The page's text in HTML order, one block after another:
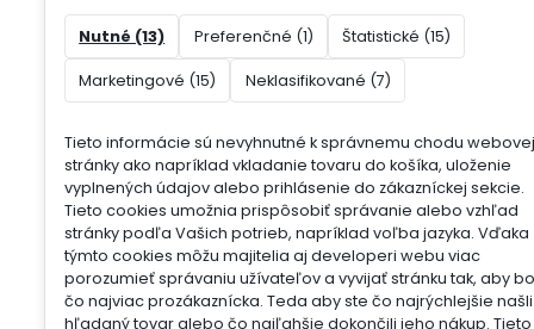
Nutné (13) Preferenčné (1) Štatistické (15)
Marketingové (15) Neklasifikované (7)
Tieto informácie sú nevyhnutné k správnemu chodu webovej
stránky ako napríklad vkladanie tovaru do košíka, uloženie
vyplnených údajov alebo prihlásenie do zákazníckej sekcie.
Tieto cookies umožnia prispôsobiť správanie alebo vzhľad
stránky podľa Vašich potrieb, napríklad voľba jazyka. Vďaka
týmto cookies môžu majitelia aj developeri webu viac
porozumieť správaniu užívateľov a vyvijať stránku tak, aby
čo najviac prozákaznícka. Teda aby ste čo najrýchlejšie našli
hľadaný tovar alebo čo najľahšie dokončili jeho nákup. Tieto